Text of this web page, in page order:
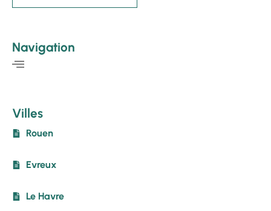
Navigation
Villes
Rouen
Evreux
Le Havre